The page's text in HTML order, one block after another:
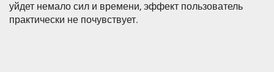
уйдет немало сил и времени, эффект пользователь
практически не почувствует.